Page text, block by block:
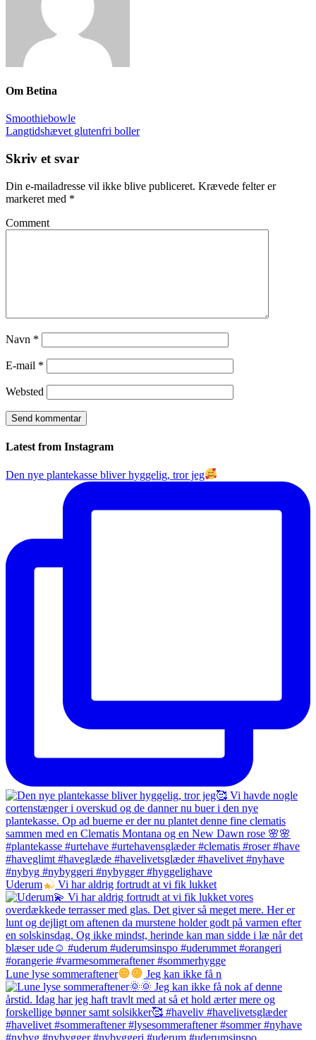
Om Betina
Smoothiebowle
Langtidshævet glutenfri boller
Skriv et svar
Din e-mailadresse vil ikke blive publiceret. Krævede felter er
markeret med *
Comment
Navn *
E-mail *
Websted
Latest from Instagram
Den nye plantekasse bliver hyggelig, tror jeg
Uderum Vi har aldrig fortrudt at vi fik lukket
Lune lyse sommeraftener Jeg kan ikke få n